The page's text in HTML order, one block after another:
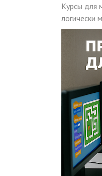
Курсы для
логически